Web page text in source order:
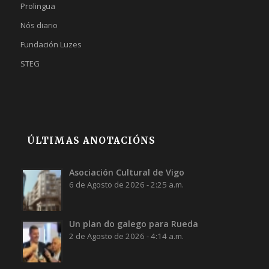
Prolingua
Nós diario
Fundación Luzes
STEG
ÚLTIMAS ANOTACIÓNS
Asociación Cultural de Vigo
6 de Agosto de 2026 - 2:25 a.m.
Un plan do galego para Rueda
2 de Agosto de 2026 - 4:14 a.m.